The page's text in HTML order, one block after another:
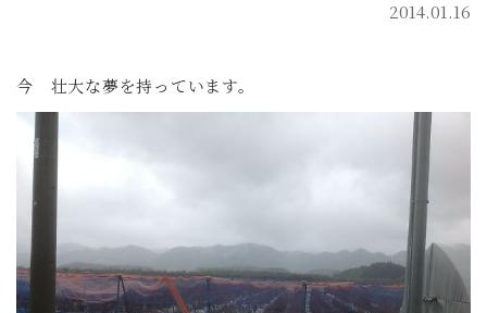
2014.01.16
今 壮大な夢を持っています。